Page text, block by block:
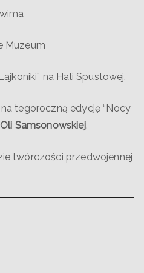
Muzeum
na Hali Spustowej.
tegoroczną edycję “Nocy
Oli Samsonowskiej.
twórczości przedwojennej